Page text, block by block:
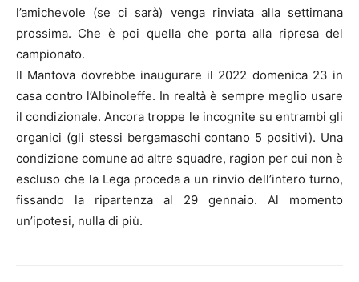
l’amichevole (se ci sarà) venga rinviata alla settimana
prossima. Che è poi quella che porta alla ripresa del
campionato.
Il Mantova dovrebbe inaugurare il 2022 domenica 23 in
casa contro l’Albinoleffe. In realtà è sempre meglio usare
il condizionale. Ancora troppe le incognite su entrambi gli
organici (gli stessi bergamaschi contano 5 positivi). Una
condizione comune ad altre squadre, ragion per cui non è
escluso che la Lega proceda a un rinvio dell’intero turno,
fissando la ripartenza al 29 gennaio. Al momento
un’ipotesi, nulla di più.